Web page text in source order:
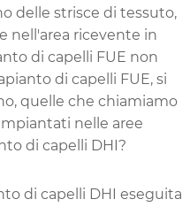
delle strisce di tessuto,
nell'area ricevente in
di capelli FUE non
di capelli FUE, si
quelle che chiamiamo
nelle aree
di capelli DHI?
di capelli DHI eseguita